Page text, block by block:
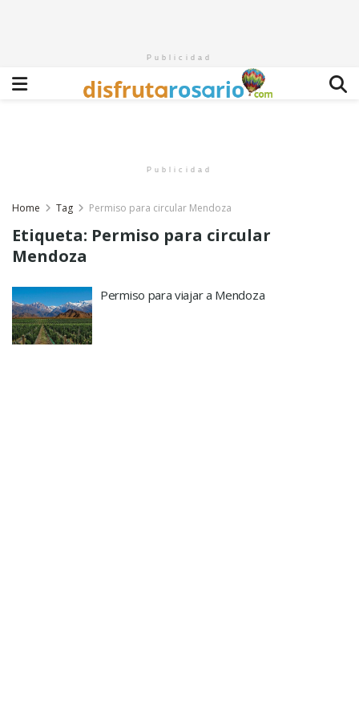
Publicidad
Publicidad
Home Tag Permiso para circular Mendoza
Etiqueta: Permiso para circular
Mendoza
Permiso para viajar a Mendoza